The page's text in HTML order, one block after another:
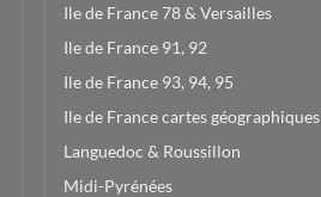
Ile de France 78 & Versailles
Ile de France 91, 92
Ile de France 93, 94, 95
Ile de France cartes géographiques
Languedoc & Roussillon
Midi-Pyrénées